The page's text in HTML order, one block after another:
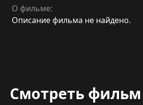
О фильме:
Описание фильма не найдено.
Смотреть фильм